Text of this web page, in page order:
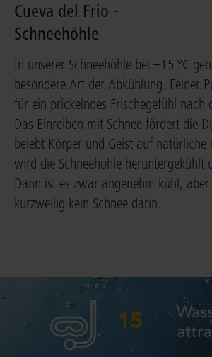
Cueva del Frio -
Schneehöhle
In unserer Schneehöhle bei –15 °C
besondere Art der Abkühlung. Feiner
für ein prickelndes Frischegefühl nach
Das Einreiben mit Schnee fördert die
belebt Körper und Geist auf natürliche
wird die Schneehöhle heruntergekühlt
Dann ist es zwar angenehm kühl,
kurzweilig kein Schnee darin.